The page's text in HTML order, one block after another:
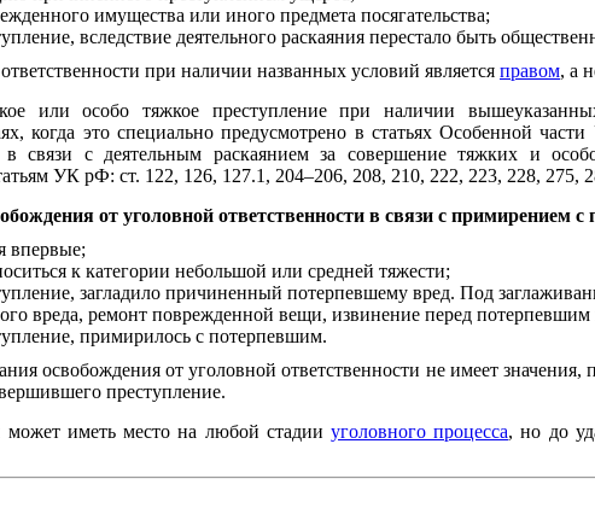
имущества или иного предмета посягательства;
вследствие деятельного раскаяния перестало быть
при наличии названных условий является правом, а
или особо тяжкое преступление при наличии
когда это специально предусмотрено в статьях Особенной
в связи с деятельным раскаянием за совершение тяжких и
УК рФ: ст. 122, 126, 127.1, 204–206, 208, 210, 222, 223, 228, 275,
от уголовной ответственности в связи с примирением
впервые;
к категории небольшой или средней тяжести;
загладило причиненный потерпевшему вред. Под
вреда, ремонт поврежденной вещи, извинение перед потерпевшим
примирилось с потерпевшим.
освобождения от уголовной ответственности не имеет
преступление.
иметь место на любой стадии уголовного процесса, но до